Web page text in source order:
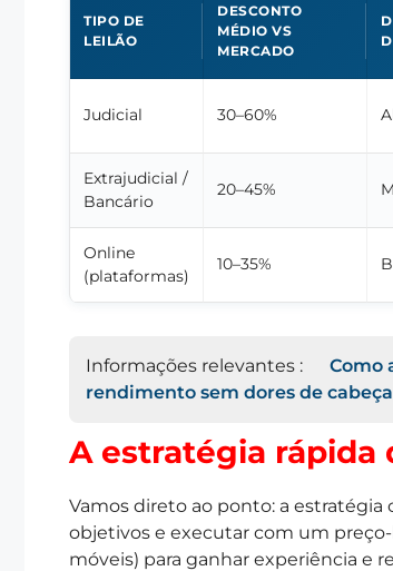
TIPO DE
LEILÃO
DESCONTO
MÉDIO VS
MERCADO
Judicial 30–60%
Extrajudicial /
Bancário
20–45%
Online
(plataformas)
10–35%
Informações relevantes :
Como
rendimento sem dores de cabeça
A estratégia rápida
Vamos direto ao ponto: a
objetivos e executar com um
móveis) para ganhar experiência e